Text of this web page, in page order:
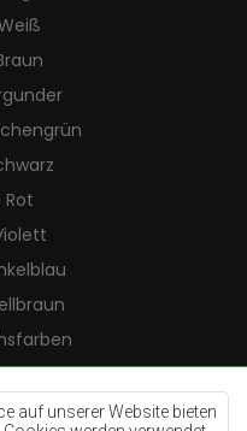
auf unserer Website bieten